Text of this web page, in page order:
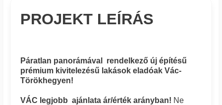
PROJEKT LEÍRÁS
Páratlan panorámával rendelkező új építésű
prémium kivitelezésű lakások eladóak Vác-
Törökhegyen!
VÁC legjobb ajánlata ár/érték arányban! Ne